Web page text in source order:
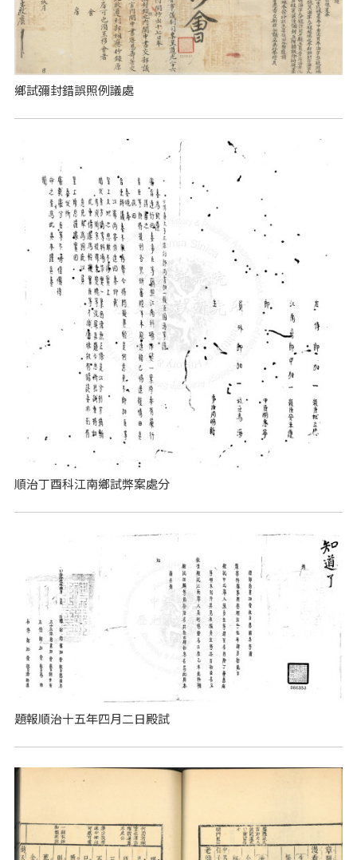
鄉試彌封錯誤照例議處
順治丁酉科江南鄉試弊案處分
題報順治十五年四月二日殿試